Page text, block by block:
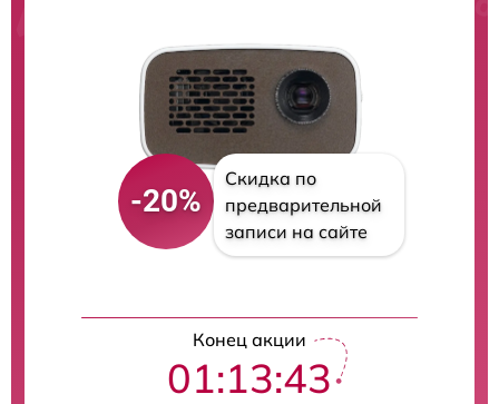
-20%
Скидка по
предварительной
записи на сайте
Конец акции
01:13:42